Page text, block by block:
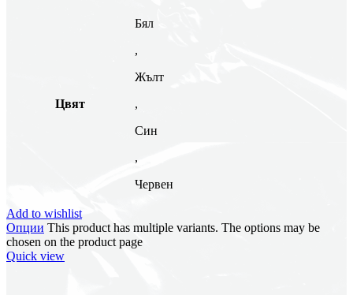
Цвят
Бял
,
Жълт
,
Син
,
Червен
Add to wishlist
Опции This product has multiple variants. The options may be
chosen on the product page
Quick view